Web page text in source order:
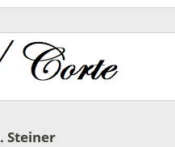
Steiner